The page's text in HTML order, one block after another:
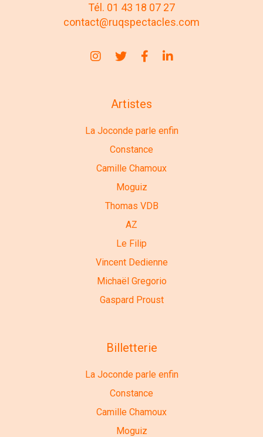
Tél. 01 43 18 07 27
contact@ruqspectacles.com
Artistes
La Joconde parle enfin
Constance
Camille Chamoux
Moguiz
Thomas VDB
AZ
Le Filip
Vincent Dedienne
Michaël Gregorio
Gaspard Proust
Billetterie
La Joconde parle enfin
Constance
Camille Chamoux
Moguiz